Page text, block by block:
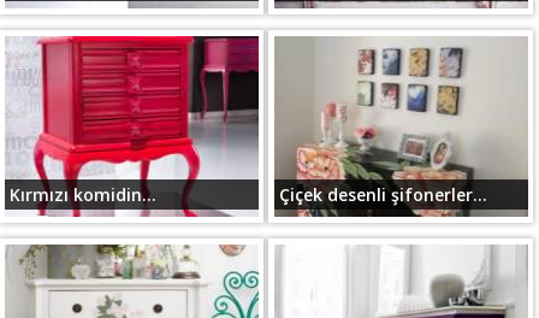
Kırmızı komidin... Çiçek desenli şifonerler...